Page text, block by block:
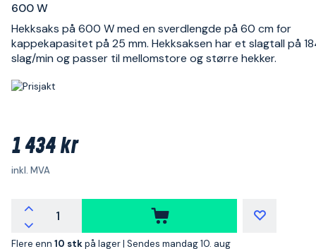
600 W
Hekksaks på 600 W med en sverdlengde på 60 cm for
kappekapasitet på 25 mm. Hekksaksen har et slagtall på
slag/min og passer til mellomstore og større hekker.
1 434 kr
inkl. MVA
Flere enn 10 stkpå lager | Sendes mandag 10. aug